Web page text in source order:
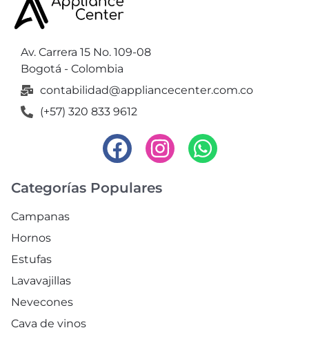
Av. Carrera 15 No. 109-08
Bogotá - Colombia
contabilidad@appliancecenter.com.co
(+57) 320 833 9612
Categorías Populares
Campanas
Hornos
Estufas
Lavavajillas
Nevecones
Cava de vinos